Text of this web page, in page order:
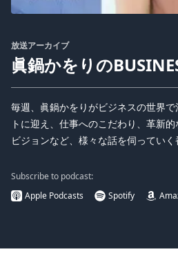
放送アーカイブ
眞鍋かをりの
毎週、眞鍋かをりがビジネスの世界
トに迎え、仕事へのこだわり、革新
ビジョンなど、様々な話を伺っていく
Subscribe to podcast:
Apple Podcasts
Spotify